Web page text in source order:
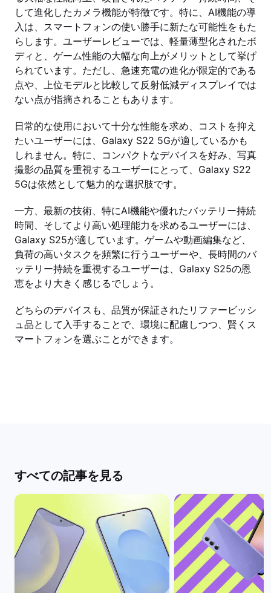
して進化したカメラ機能が特徴です。特に、AI機能の導
入は、スマートフォンの使い勝手に新たな可能性をもた
らします。ユーザーレビューでは、軽量薄型化されたボ
ディと、ゲーム性能の大幅な向上がメリットとして挙げ
られています。ただし、急速充電の進化が限定的である
点や、上位モデルと比較して反射低減ディスプレイでは
ない点が指摘されることもあります。
日常的な使用において十分な性能を求め、コストを抑え
たいユーザーには、Galaxy S22 5Gが適しているかも
しれません。特に、コンパクトなデバイスを好み、写真
撮影の品質を重視するユーザーにとって、Galaxy S22
5Gは依然として魅力的な選択肢です。
一方、最新の技術、特にAI機能や優れたバッテリー持続
時間、そしてより高い処理能力を求めるユーザーには、
Galaxy S25が適しています。ゲームや動画編集など、
負荷の高いタスクを頻繁に行うユーザーや、長時間のバ
ッテリー持続を重視するユーザーは、Galaxy S25の恩
恵をより大きく感じるでしょう。
どちらのデバイスも、品質が保証されたリファービッシ
ュ品として入手することで、環境に配慮しつつ、賢くス
マートフォンを選ぶことができます。
すべての記事を見る